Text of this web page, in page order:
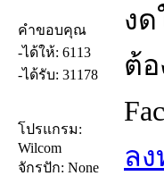
คำขอบคุณ
-ได้ให้: 6113
-ได้รับ: 31178
โปรแกรม:
Wilcom
จักรปัก: None
ง
ต้อ
ล